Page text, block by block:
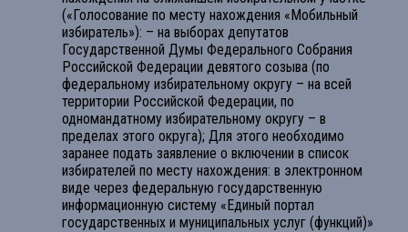
(«Голосование по месту нахождения «Мобильный
избиратель»): – на выборах депутатов
Государственной Думы Федерального Собрания
Российской Федерации девятого созыва (по
федеральному избирательному округу – на всей
территории Российской Федерации, по
одномандатному избирательному округу – в
пределах этого округа); Для этого необходимо
заранее подать заявление о включении в список
избирателей по месту нахождения: в электронном
виде через федеральную государственную
информационную систему «Единый портал
государственных и муниципальных услуг (функций)»